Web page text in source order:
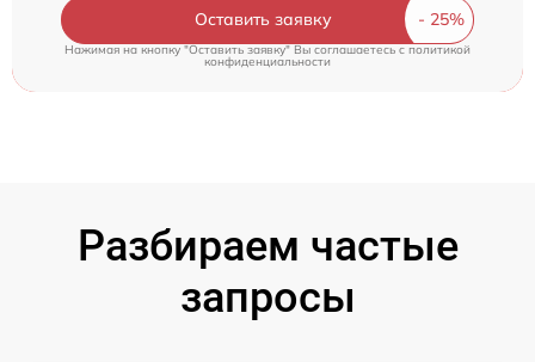
Оставить заявку
Нажимая на кнопку "Оставить заявку" Вы соглашаетесь cполитикой
конфиденциальности
Разбираем частые
запросы